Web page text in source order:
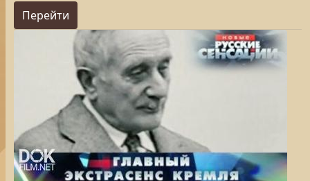
Перейти